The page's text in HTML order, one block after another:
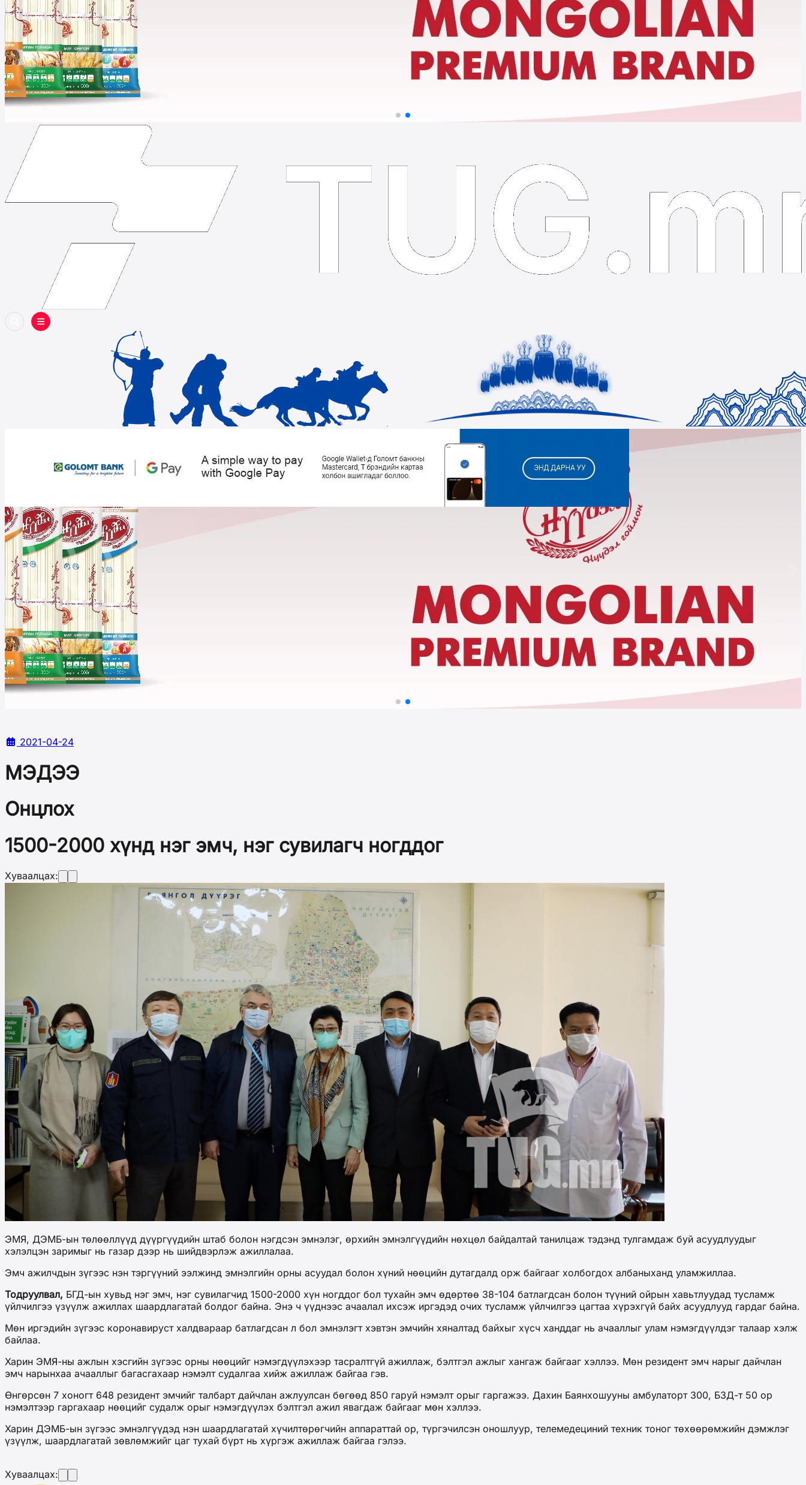
2021-04-24
МЭДЭЭ
Онцлох
1500-2000 хүнд нэг эмч, нэг сувилагч ногддог
Хуваалцах:
ЭМЯ, ДЭМБ-ын төлөөллүүд дүүргүүдийн штаб болон нэгдсэн эмнэлэг, өрхийн эмнэлгүүдийн нөхцөл байдалтай танилцаж тэдэнд тулгамдаж буй асуудлуудыг
хэлэлцэн заримыг нь газар дээр нь шийдвэрлэж ажиллалаа.
Эмч ажилчдын зүгээс нэн тэргүүний ээлжинд эмнэлгийн орны асуудал болон хүний нөөцийн дутагдалд орж байгааг холбогдох албаныханд уламжиллаа.
Тодруулвал, БГД-ын хувьд нэг эмч, нэг сувилагчид 1500-2000 хүн ногддог бол тухайн эмч өдөртөө 38-104 батлагдсан болон түүний ойрын хавьтлуудад тусламж
үйлчилгээ үзүүлж ажиллах шаардлагатай болдог байна. Энэ ч үүднээс ачаалал ихсэж иргэдэд очих тусламж үйлчилгээ цагтаа хүрэхгүй байх асуудлууд гардаг байна.
Мөн иргэдийн зүгээс коронавируст халдвараар батлагдсан л бол эмнэлэгт хэвтэн эмчийн хяналтад байхыг хүсч ханддаг нь ачааллыг улам нэмэгдүүлдэг талаар хэлж
байлаа.
Харин ЭМЯ-ны ажлын хэсгийн зүгээс орны нөөцийг нэмэгдүүлэхээр тасралтгүй ажиллаж, бэлтгэл ажлыг хангаж байгааг хэллээ. Мөн резидент эмч нарыг дайчлан
эмч нарынхаа ачааллыг багасгахаар нэмэлт судалгаа хийж ажиллаж байгаа гэв.
Өнгөрсөн 7 хоногт 648 резидент эмчийг талбарт дайчлан ажлуулсан бөгөөд 850 гаруй нэмэлт орыг гаргажээ. Дахин Баянхошууны амбулаторт 300, БЗД-т 50 ор
нэмэлтээр гаргахаар нөөцийг судалж орыг нэмэгдүүлэх бэлтгэл ажил явагдаж байгааг мөн хэллээ.
Харин ДЭМБ-ын зүгээс эмнэлгүүдэд нэн шаардлагатай хүчилтөрөгчийн аппараттай ор, түргэчилсэн оношлуур, телемедециний техник тоног төхөөрөмжийн дэмжлэг
үзүүлж, шаардлагатай зөвлөмжийг цаг тухай бүрт нь хүргэж ажиллаж байгаа гэлээ.
Хуваалцах: